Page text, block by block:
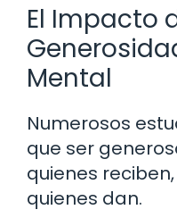
El Impacto
Mental
Numerosos
que ser
quienes
quienes dan.